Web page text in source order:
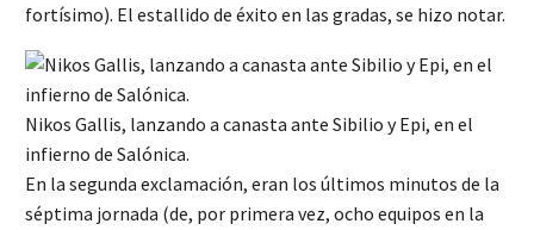
fortísimo). El estallido de éxito en las gradas, se hizo notar.
Nikos Gallis, lanzando a canasta ante Sibilio y Epi, en el
infierno de Salónica.
En la segunda exclamación, eran los últimos minutos de la
séptima jornada (de, por primera vez, ocho equipos en la